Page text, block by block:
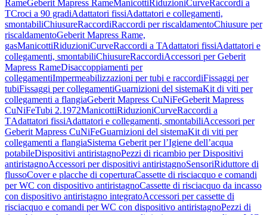
RameGeberit Mapress RameManicottiRiduzioniCurveRaccordi a
TCroci a 90 gradiAdattatori fissiAdattatori e collegamenti,
smontabiliChiusureRaccordiRaccordi per riscaldamentoChiusure per
riscaldamentoGeberit Mapress Rame,
gasManicottiRiduzioniCurveRaccordi a TAdattatori fissiAdattatori e
collegamenti, smontabiliChiusureRaccordiAccessori per Geberit
Mapress RameDisaccoppiamenti per
collegamentiImpermeabilizzazioni per tubi e raccordiFissaggi per
tubiFissaggi per collegamentiGuarnizioni del sistemaKit di viti per
collegamenti a flangiaGeberit Mapress CuNiFeGeberit Mapress
CuNiFeTubi 2.1972ManicottiRiduzioniCurveRaccordi a
TAdattatori fissiAdattatori e collegamenti, smontabiliAccessori per
Geberit Mapress CuNiFeGuarnizioni del sistemaKit di viti per
collegamenti a flangiaSistema Geberit per l’Igiene dell’acqua
potabileDispositivi antiristagnoPezzi di ricambio per Dispositivi
antiristagnoAccessori per dispositivi antiristagnoSensoriRiduttore di
flussoCover e placche di coperturaCassette di risciacquo e comandi
per WC con dispositivo antiristagnoCassette di risciacquo da incasso
con dispositivo antiristagno integratoAccessori per cassette di
risciacquo e comandi per WC con dispositivo antiristagnoPezzi di